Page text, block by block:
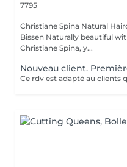
7795
Christiane Spina Natural Hairdresser Your Natural Hairdresser in
Bissen Naturally beautiful with the power of plants Welcome to
Christiane Spina, y...
Nouveau client.